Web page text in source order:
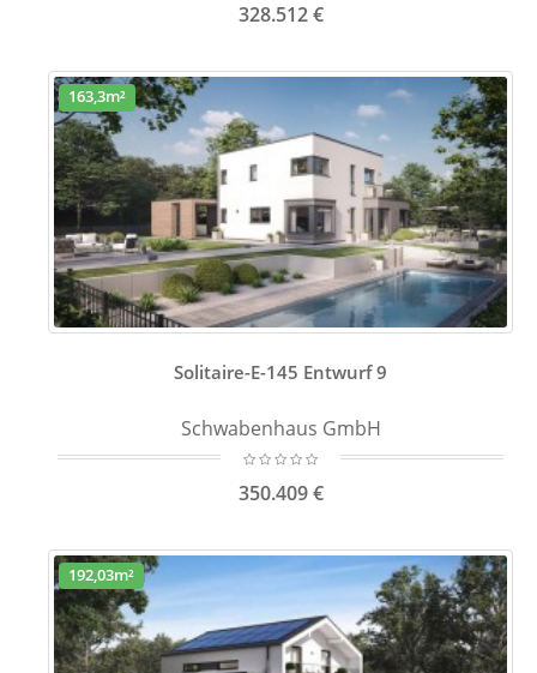
328.512 €
163,3m²
Solitaire-E-145 Entwurf 9
Schwabenhaus GmbH
350.409 €
192,03m²